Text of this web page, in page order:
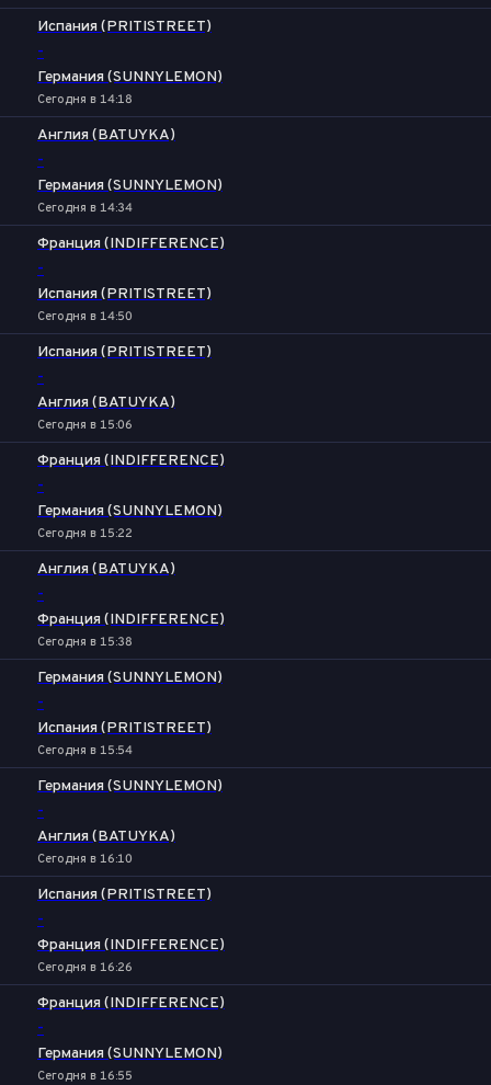
Испания (PRITISTREET)
-
Германия (SUNNYLEMON)
Сегодня в 14:18
Англия (BATUYKA)
-
Германия (SUNNYLEMON)
Сегодня в 14:34
Франция (INDIFFERENCE)
-
Испания (PRITISTREET)
Сегодня в 14:50
Испания (PRITISTREET)
-
Англия (BATUYKA)
Сегодня в 15:06
Франция (INDIFFERENCE)
-
Германия (SUNNYLEMON)
Сегодня в 15:22
Англия (BATUYKA)
-
Франция (INDIFFERENCE)
Сегодня в 15:38
Германия (SUNNYLEMON)
-
Испания (PRITISTREET)
Сегодня в 15:54
Германия (SUNNYLEMON)
-
Англия (BATUYKA)
Сегодня в 16:10
Испания (PRITISTREET)
-
Франция (INDIFFERENCE)
Сегодня в 16:26
Франция (INDIFFERENCE)
-
Германия (SUNNYLEMON)
Сегодня в 16:55